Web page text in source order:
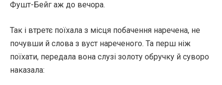
Фушт-Бейг аж до вечора.
Так і втретє поїхала з місця побачення наречена, не
почувши й слова з вуст нареченого. Та перш ніж
поїхати, передала вона слузі золоту обручку й суворо
наказала: